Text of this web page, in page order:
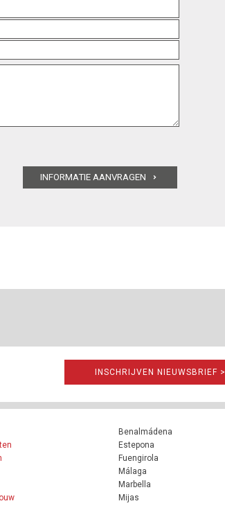
INSCHRIJVEN NIEUWSBRIEF >
Benalmádena
Estepona
Fuengirola
Málaga
Marbella
Mijas